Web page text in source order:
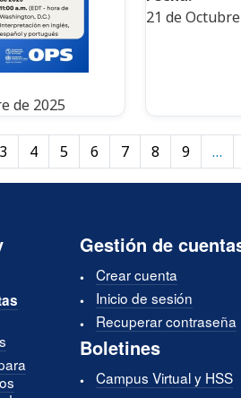
de 2025
21 de
3 4 5 6 7 8 9 …
Gestión de
Crear cuenta
Inicio de sesión
Recuperar contraseña
Boletines
Campus Virtual y HSS